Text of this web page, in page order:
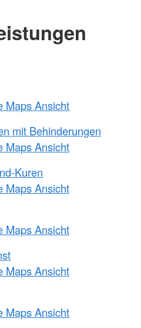
Maps Ansicht
mit Behinderungen
Maps Ansicht
Kuren
Maps Ansicht
Maps Ansicht
Maps Ansicht
Maps Ansicht